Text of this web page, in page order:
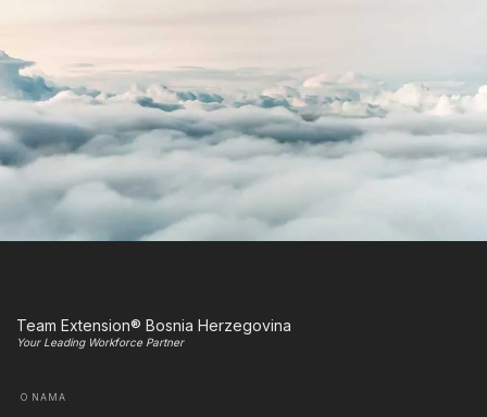
Team Extension® Bosnia Herzegovina
Your Leading Workforce Partner
O NAMA